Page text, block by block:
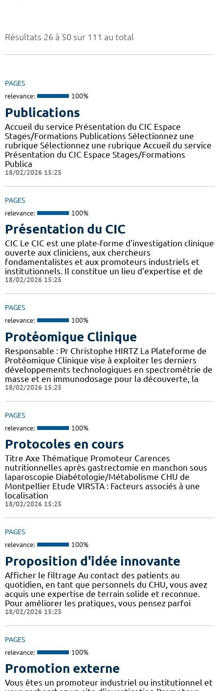
Résultats 26 à 50 sur 111 au total
PAGES
relevance: 100%
Publications
Accueil du service Présentation du CIC Espace
Stages/Formations Publications Sélectionnez une
rubrique Sélectionnez une rubrique Accueil du service
Présentation du CIC Espace Stages/Formations
Publica
18/02/2026 15:25
PAGES
relevance: 100%
Présentation du CIC
CIC Le CIC est une plate-forme d'investigation clinique
ouverte aux cliniciens, aux chercheurs
fondamentalistes et aux promoteurs industriels et
institutionnels. Il constitue un lieu d'expertise et de
18/02/2026 15:25
PAGES
relevance: 100%
Protéomique Clinique
Responsable : Pr Christophe HIRTZ La Plateforme de
Protéomique Clinique vise à exploiter les derniers
développements technologiques en spectrométrie de
masse et en immunodosage pour la découverte, la
18/02/2026 15:25
PAGES
relevance: 100%
Protocoles en cours
Titre Axe Thématique Promoteur Carences
nutritionnelles après gastrectomie en manchon sous
laparoscopie Diabétologie/Métabolisme CHU de
Montpellier Etude VIRSTA : Facteurs associés à une
localisation
18/02/2026 15:25
PAGES
relevance: 100%
Proposition d'idée innovante
Afficher le filtrage Au contact des patients au
quotidien, en tant que personnels du CHU, vous avez
acquis une expertise de terrain solide et reconnue.
Pour améliorer les pratiques, vous pensez parfoi
18/02/2026 15:25
PAGES
relevance: 100%
Promotion externe
Vous êtes un promoteur industriel ou institutionnel et